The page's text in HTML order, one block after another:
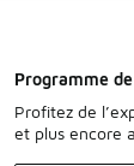
Programme
Profitez de
et plus encore